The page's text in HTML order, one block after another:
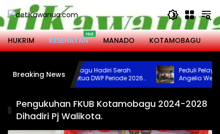
Langsung
ke
konten
HUKRIM
KESEHATAN MANADO KOTAMOBAGU
Breaking News
Wali Kota Kotamobagu Hadiri Serah
Terima Jabatan Ketua DWP Periode 2026-
2031
Peduli
Angelia Wenas
Jenazah untuk
Pengukuhan FKUB Kotamobagu 2024-2028
Dihadiri Pj Walikota.